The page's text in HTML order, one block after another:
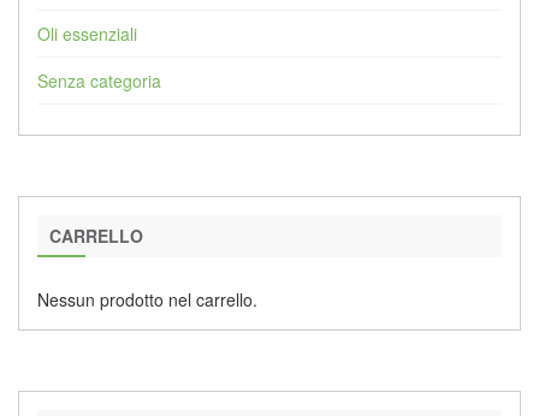
Oli essenziali
Senza categoria
CARRELLO
Nessun prodotto nel carrello.